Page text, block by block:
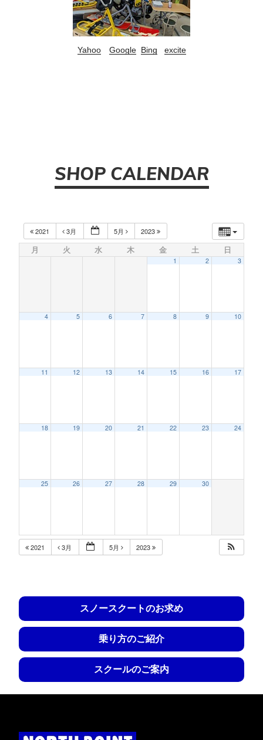
Yahoo Google Bing excite
SHOP CALENDAR
2021 3月 5月 2023
月 火 水 木 金 土 日
1 2 3
4 5 6 7 8 9 10
11 12 13 14 15 16 17
18 19 20 21 22 23 24
25 26 27 28 29 30
2021 3月 5月 2023
スノースクートのお求め
乗り方のご紹介
スクールのご案内